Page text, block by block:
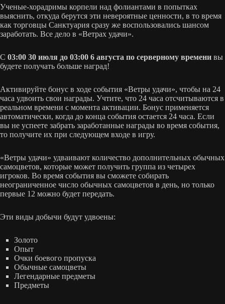
Ученые-хорадримы корпели над фолиантами в попытках
выяснить, откуда берутся эти невероятные ценности, в то время
как торговцы Санктуария сразу же воспользовались шансом
заработать. Все дело в «Ветрах удачи».
С 03:00 30 июля до 03:00 6 августа по серверному времени вы
будете получать больше наград!
Активируйте бонус в ходе события «Ветры удачи», чтобы на 24
часа удвоить свои награды. Учтите, что 24 часа отсчитываются в
реальном времени с момента активации. Бонус применяется
автоматически, когда до конца события остается 24 часа. Если
вы не успеете забрать заработанные награды во время события,
то получите их при следующем входе в игру.
«Ветры удачи» удваивают количество дополнительных обычных
самоцветов, которые может получить группа из четырех
игроков. Во время события вы сможете собирать
неограниченное число обычных самоцветов в день, но только
первые 12 можно будет передать.
Эти виды добычи будут удвоены:
Золото
Опыт
Очки боевого пропуска
Обычные самоцветы
Легендарные предметы
Предметы